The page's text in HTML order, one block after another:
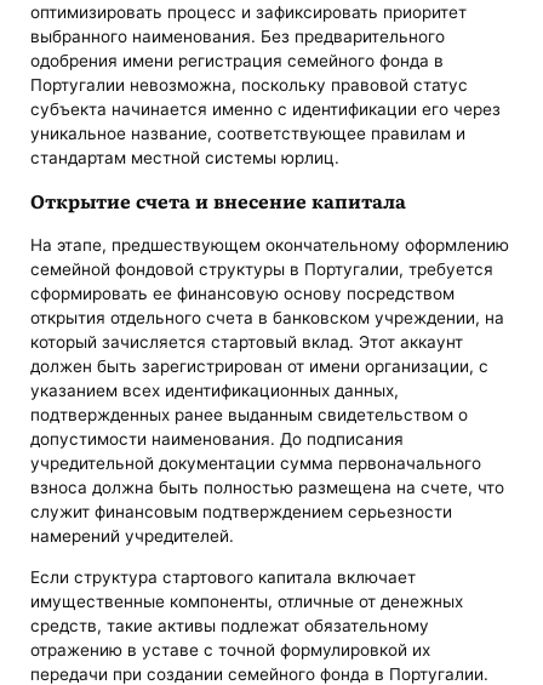
оптимизировать процесс и зафиксировать приоритет
выбранного наименования. Без предварительного
одобрения имени регистрация семейного фонда в
Португалии невозможна, поскольку правовой статус
субъекта начинается именно с идентификации его через
уникальное название, соответствующее правилам и
стандартам местной системы юрлиц.
Открытие счета и внесение капитала
На этапе, предшествующем окончательному оформлению
семейной фондовой структуры в Португалии, требуется
сформировать ее финансовую основу посредством
открытия отдельного счета в банковском учреждении, на
который зачисляется стартовый вклад. Этот аккаунт
должен быть зарегистрирован от имени организации, с
указанием всех идентификационных данных,
подтвержденных ранее выданным свидетельством о
допустимости наименования. До подписания
учредительной документации сумма первоначального
взноса должна быть полностью размещена на счете, что
служит финансовым подтверждением серьезности
намерений учредителей.
Если структура стартового капитала включает
имущественные компоненты, отличные от денежных
средств, такие активы подлежат обязательному
отражению в уставе с точной формулировкой их
передачи при создании семейного фонда в Португалии.